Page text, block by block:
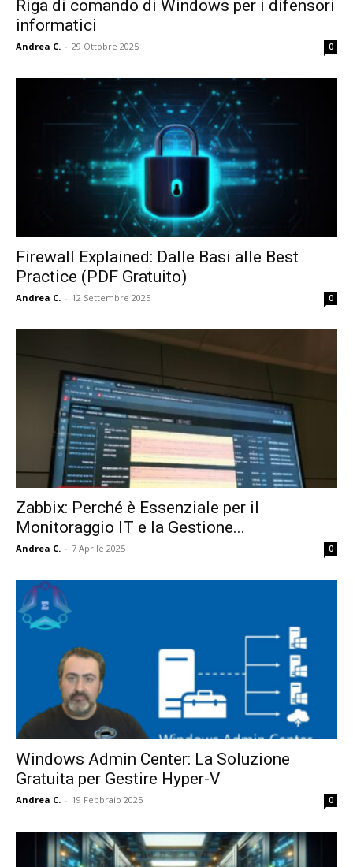
Riga di comando di Windows per i difensori
informatici
Andrea C. - 29 Ottobre 2025 0
Firewall Explained: Dalle Basi alle Best
Practice (PDF Gratuito)
Andrea C. - 12 Settembre 2025 0
Zabbix: Perché è Essenziale per il
Monitoraggio IT e la Gestione...
Andrea C. - 7 Aprile 2025 0
Windows Admin Center: La Soluzione
Gratuita per Gestire Hyper-V
Andrea C. - 19 Febbraio 2025 0